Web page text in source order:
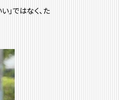
」ではなく、た